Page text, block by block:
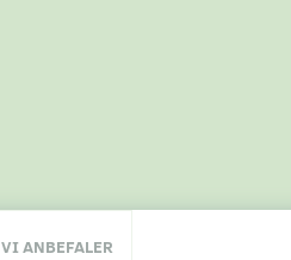
VI ANBEFALER